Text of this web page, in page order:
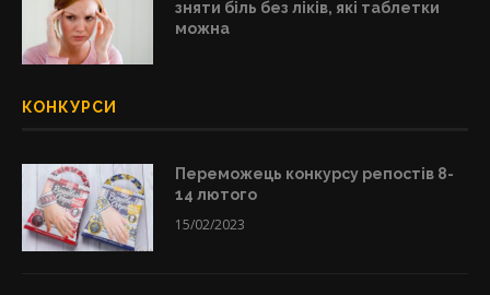
зняти біль без ліків, які таблетки
можна
КОНКУРСИ
Переможець конкурсу репостів 8-
14 лютого
15/02/2023